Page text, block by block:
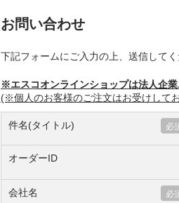
お問い合わせ
下記フォームにご入力の上、送信してく
※エスコオンラインショップは法人企業
(※個人のお客様のご注文はお受けして
件名(タイトル)
オーダーID
会社名